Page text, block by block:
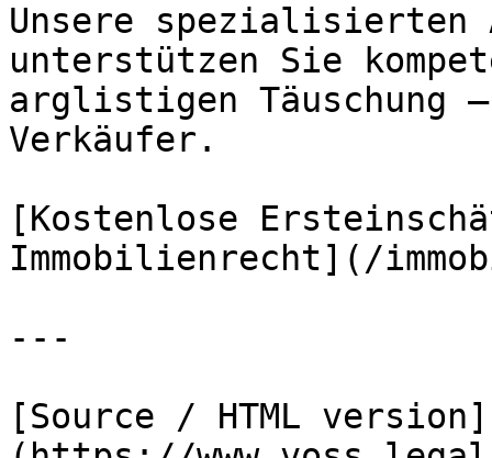
Unsere spezialisierten
unterstützen Sie
arglistigen Täuschung
Verkäufer.
[Kostenlose
Immobilienrecht](/
---
[Source / HTML version]